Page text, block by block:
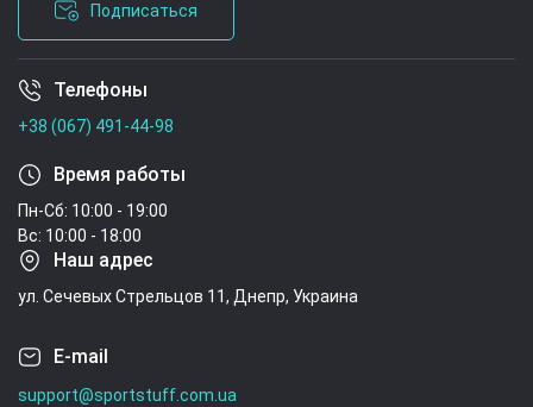
Подписаться
Условия соглашения
Телефоны
+38 (067) 491-44-98
Время работы
Пн-Сб: 10:00 - 19:00
Вс: 10:00 - 18:00
Наш адрес
ул. Сечевых Стрельцов 11, Днепр, Украина
E-mail
support@sportstuff.com.ua